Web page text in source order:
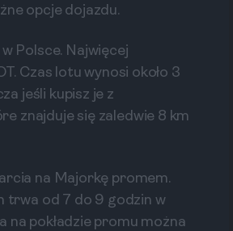
opcje dojazdu.
Polsce. Najwięcej
Czas lotu wynosi około 3
jeśli kupisz je z
znajduje się zaledwie 8 km
na Majorkę promem.
trwa od 7 do 9 godzin w
na pokładzie promu można